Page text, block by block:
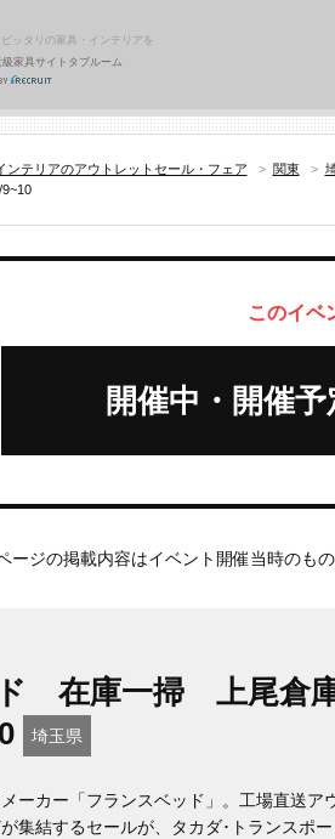
ッタリの家具・インテリアを
級家具サイトタブルーム
ンテリアのアウトレットセール・フェア > 関東 >
このイベ
開催中・開催
ージの掲載内容はイベント開催当時のも
在庫一掃 上尾倉
埼玉県
ーカー「フランスベッド」。工場直送ア
集結するセールが、タカダ･トランスポー